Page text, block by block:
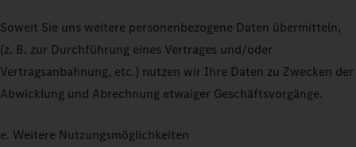
Soweit Sie uns weitere personenbezogene Daten übermitteln,
(z. B. zur Durchführung eines Vertrages und/oder
Vertragsanbahnung, etc.) nutzen wir Ihre Daten zu Zwecken der
Abwicklung und Abrechnung etwaiger Geschäftsvorgänge.
e. Weitere Nutzungsmöglichkeiten